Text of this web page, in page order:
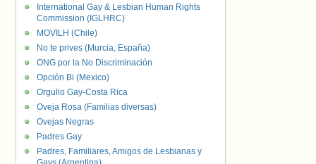
International Gay & Lesbian Human Rights
Commission (IGLHRC)
MOVILH (Chile)
No te prives (Murcia, España)
ONG por la No Discriminación
Opción Bi (Mexico)
Orgullo Gay-Costa Rica
Oveja Rosa (Familias diversas)
Ovejas Negras
Padres Gay
Padres, Familiares, Amigos de Lesbianas y